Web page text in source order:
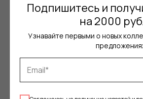
Подпишитесь и
на 2000
Узнавайте первыми о новых
О Бренде
Образы
Сертификаты